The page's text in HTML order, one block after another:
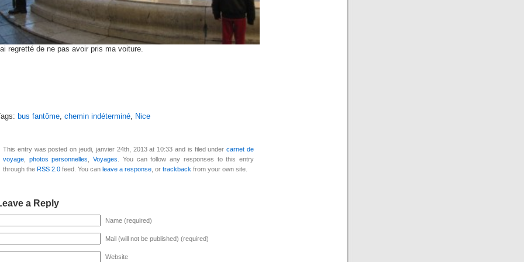
regretté de ne pas avoir pris ma voiture.
bus fantôme chemin indéterminé Nice
This entry was posted on jeudi, janvier 24th, 2013 at 10:33 and is filed undercarnet de
voyage
photos personnelles ,Voyages
. You can follow any responses to this entry
through the RSS 2.0 feed. You can leave a response , or trackback from your own site.
a Reply
Name (required)
Mail (will not be published) (required)
Website